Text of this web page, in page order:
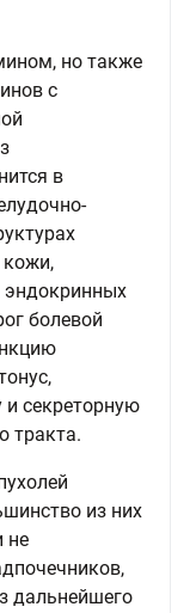
но также
с
в
кожи,
эндокринных
болевой
и секреторную
тракта.
из них
не
дальнейшего